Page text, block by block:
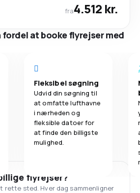
fra4.512 kr.
fordel at booke flyrejser med
Fleksibel søgning
Udvid din søgning til
at omfatte lufthavne
i nærheden og
fleksible datoer for
at finde den billigste
mulighed.
flyrejser?
rette sted. Hver dag sammenligner